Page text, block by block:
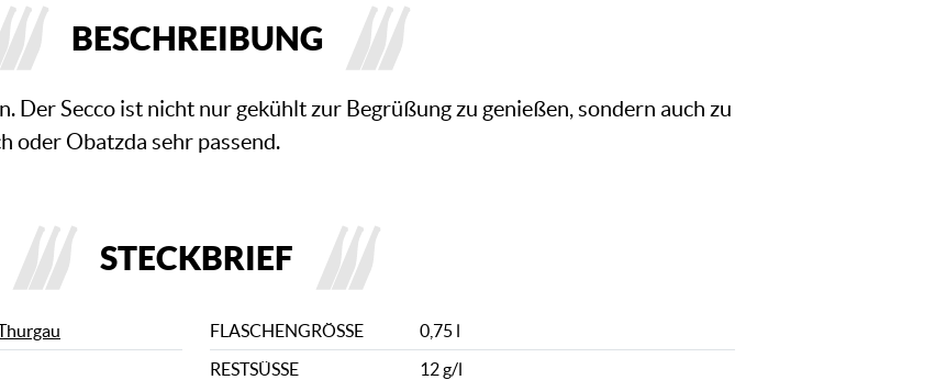
BESCHREIBUNG
Der Secco ist nicht nur gekühlt zur Begrüßung zu genießen, sondern auch zu
oder Obatzda sehr passend.
STECKBRIEF
FLASCHENGRÖSSE
0,75 l
RESTSÜSSE
12 g/l